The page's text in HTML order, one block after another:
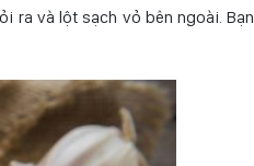
ra và lột sạch vỏ bên ngoài. Bạn